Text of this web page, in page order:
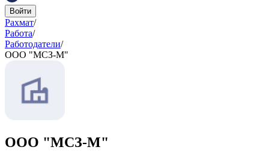
Войти
Рахмат/
Работа/
Работодатели/
ООО "МСЗ-М"
ООО "МСЗ-М"